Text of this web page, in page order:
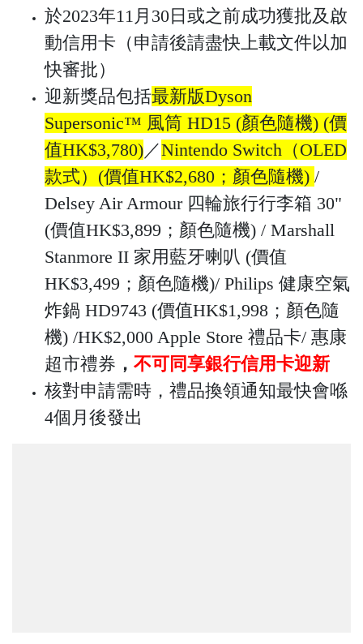
於2023年11月30日或之前成功獲批及啟
動信用卡（申請後請盡快上載文件以加
快審批）
迎新獎品包括最新版Dyson
Supersonic™ 風筒 HD15 (顏色隨機) (價
值HK$3,780) ／Nintendo Switch（OLED
款式）(價值HK$2,680；顏色隨機) /
Delsey Air Armour 四輪旅行行李箱 30"
(價值HK$3,899；顏色隨機) / Marshall
Stanmore II 家用藍牙喇叭 (價值
HK$3,499；顏色隨機)/ Philips 健康空氣
炸鍋 HD9743 (價值HK$1,998；顏色隨
機) /HK$2,000 Apple Store 禮品卡/ 惠康
超市禮券 ， 不可同享銀行信用卡迎新
核對申請需時，禮品換領通知最快會喺
4個月後發出